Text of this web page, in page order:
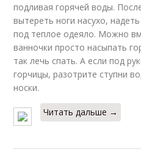
подливая горячей воды.
вытереть ноги насухо,
под теплое одеяло. Можно
ванночки просто насыпать
так лечь спать. А если под
горчицы, разотрите ступни
носки.
Читать дальше →